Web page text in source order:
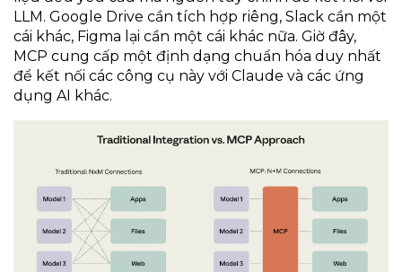
LLM. Google Drive cần tích hợp riêng, Slack cần một
cái khác, Figma lại cần một cái khác nữa. Giờ đây,
MCP cung cấp một định dạng chuẩn hóa duy nhất
để kết nối các công cụ này với Claude và các ứng
dụng AI khác.